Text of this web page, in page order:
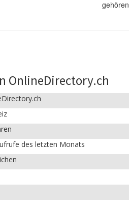
gehören
OnlineDirectory.ch
des letzten Monats